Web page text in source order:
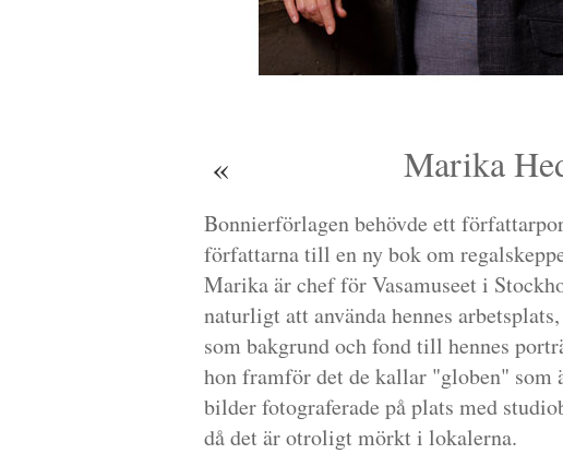
« Marika
Bonnierförlagen behövde ett
författarna till en ny bok om
Marika är chef för Vasamuseet i
naturligt att använda hennes
som bakgrund och fond till hennes
hon framför det de kallar "globen" som
bilder fotograferade på plats med
då det är otroligt mörkt i lokalerna.